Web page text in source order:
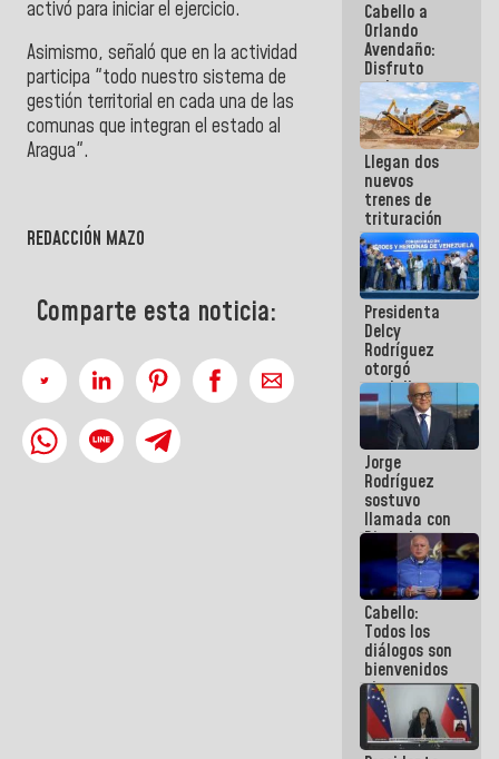
activó para iniciar el ejercicio.
‎Asimismo, señaló que en la actividad
participa "todo nuestro sistema de
gestión territorial en cada una de las
comunas que integran el estado al
Aragua".
REDACCIÓN MAZO
Comparte esta noticia:
Cabello a
Orlando
Avendaño:
Disfruto
cada vez
que escribes
porque lo
que haces
es
embarrarla
Llegan dos
nuevos
trenes de
trituración
para
optimizar
manejo de
escombros
en La Guaira
Presidenta
Delcy
Rodríguez
otorgó
medalla
"Héroe de
Venezuela"
a servidores
públicos
Jorge
Rodríguez
sostuvo
llamada con
Dinorah
Figuera y
acuerdan
primer
encuentro
presencial
para el
diálogo
Cabello:
Todos los
diálogos son
bienvenidos
siempre que
estén en el
marco de la
Constitución